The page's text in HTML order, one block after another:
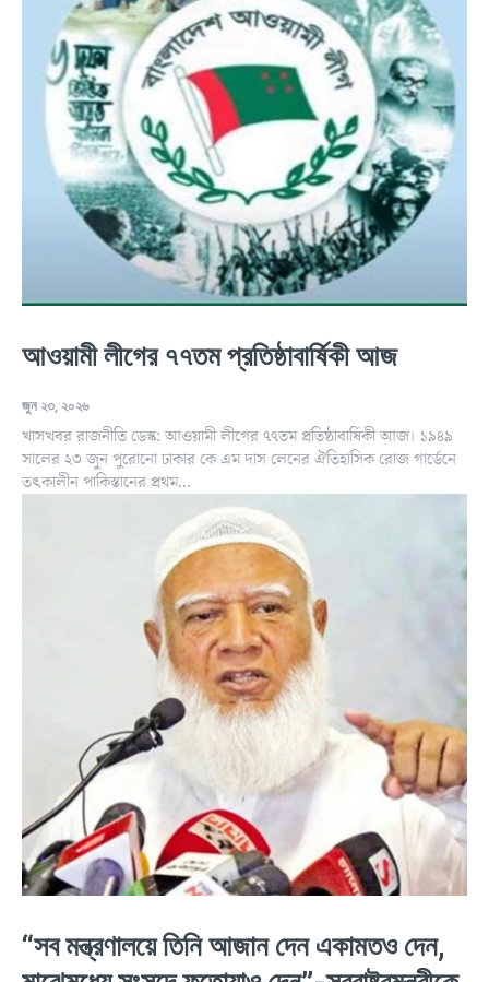
আওয়ামী লীগের ৭৭তম প্রতিষ্ঠাবার্ষিকী আজ
জুন ২৩, ২০২৬
খাসখবর রাজনীতি ডেস্ক: আওয়ামী লীগের ৭৭তম প্রতিষ্ঠাবার্ষিকী আজ। ১৯৪৯
সালের ২৩ জুন পুরোনো ঢাকার কে এম দাস লেনের ঐতিহাসিক রোজ গার্ডেনে
তৎকালীন পাকিস্তানের প্রথম...
“সব মন্ত্রণালয়ে তিনি আজান দেন একামতও দেন,